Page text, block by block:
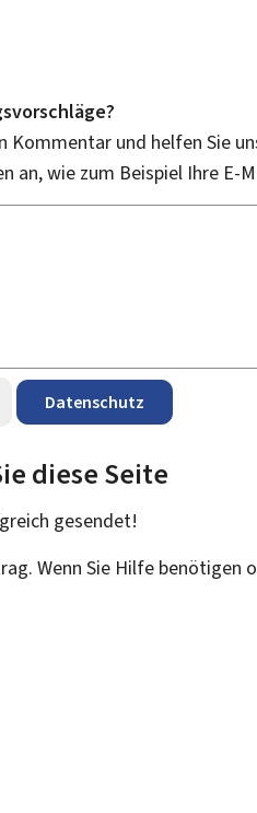
Kommentar und helfen Sie
an, wie zum Beispiel Ihre
Datenschutz
diese Seite
gesendet!
Wenn Sie Hilfe benötigen